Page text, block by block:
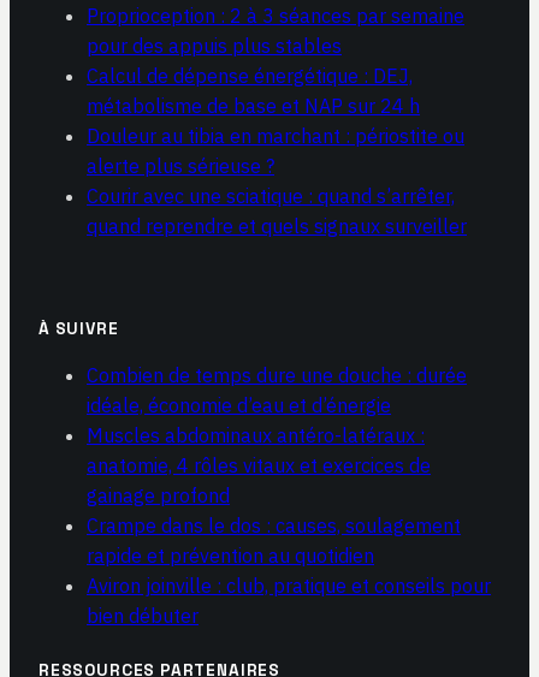
Proprioception : 2 à 3 séances par semaine
pour des appuis plus stables
Calcul de dépense énergétique : DEJ,
métabolisme de base et NAP sur 24 h
Douleur au tibia en marchant : périostite ou
alerte plus sérieuse ?
Courir avec une sciatique : quand s’arrêter,
quand reprendre et quels signaux surveiller
À SUIVRE
Combien de temps dure une douche : durée
idéale, économie d’eau et d’énergie
Muscles abdominaux antéro-latéraux :
anatomie, 4 rôles vitaux et exercices de
gainage profond
Crampe dans le dos : causes, soulagement
rapide et prévention au quotidien
Aviron joinville : club, pratique et conseils pour
bien débuter
RESSOURCES PARTENAIRES